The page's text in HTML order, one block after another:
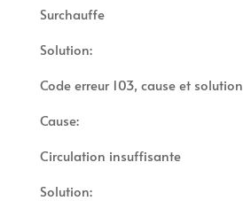
Surchauffe
Solution:
Code erreur 103, cause et solution
Cause:
Circulation insuffisante
Solution: